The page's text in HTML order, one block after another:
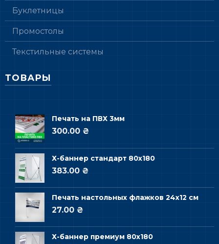
Буклетницы
Промостолы
Текстильные системы
ТОВАРЫ
Печать на ПВХ 3мм
300.00 ₴
Х-баннер стандарт 80х180
383.00 ₴
Печать настольных флажков 24х12 см
27.00 ₴
Х-баннер премиум 80х180